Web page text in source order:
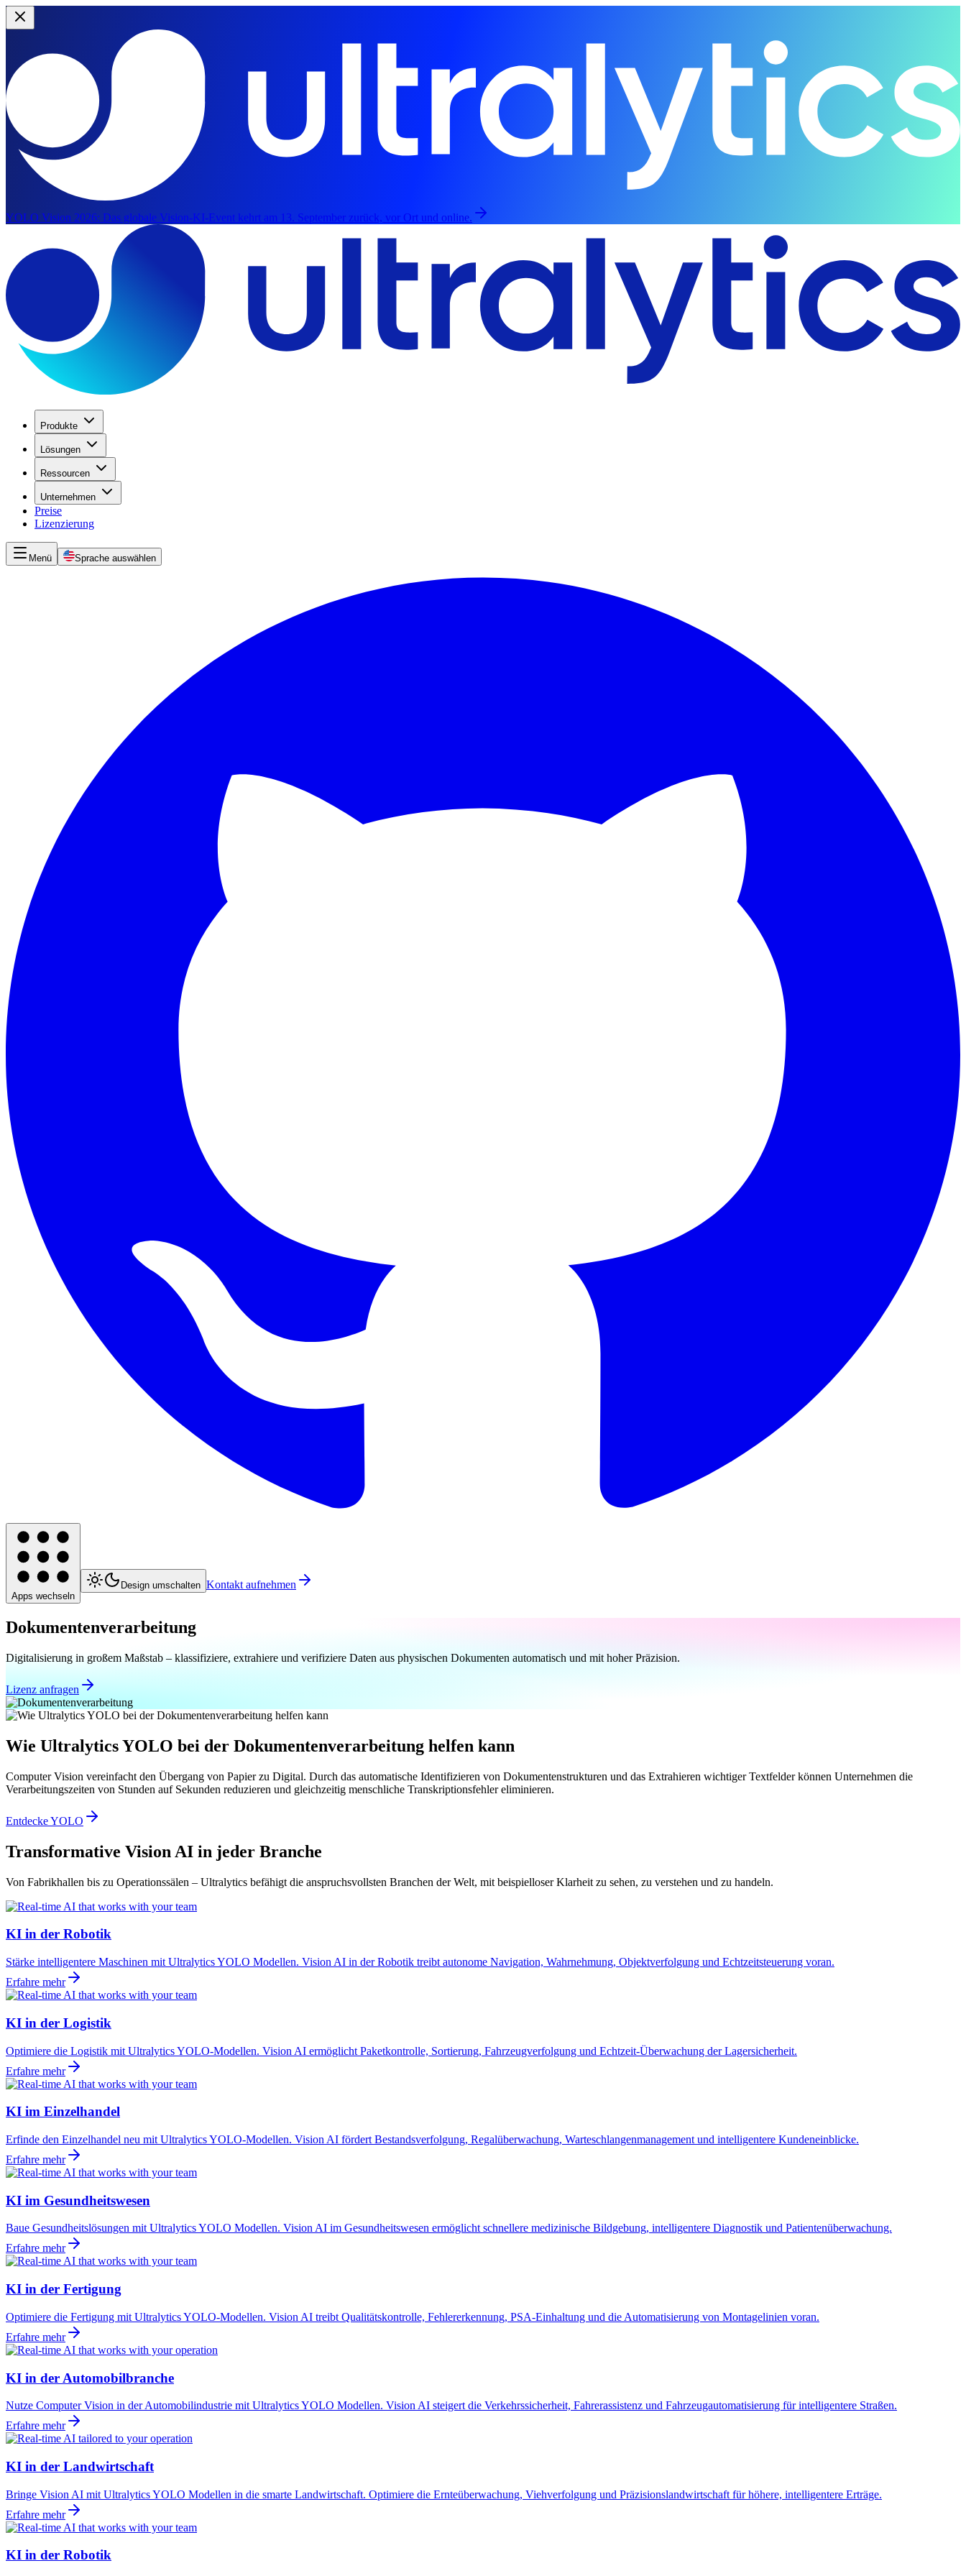
YOLO Vision 2026: Das globale Vision-KI-Event kehrt am 13. September zurück, vor Ort und online.
Produkte
Lösungen
Ressourcen
Unternehmen
Preise
Lizenzierung
Menü Sprache auswählen
Apps wechseln
Design umschalten Kontakt aufnehmen
Dokumentenverarbeitung
Digitalisierung in großem Maßstab – klassifiziere, extrahiere und verifiziere Daten aus physischen Dokumenten automatisch und mit hoher Präzision.
Lizenz anfragen
Wie Ultralytics YOLO bei der Dokumentenverarbeitung helfen kann
Computer Vision vereinfacht den Übergang von Papier zu Digital. Durch das automatische Identifizieren von Dokumentenstrukturen und das Extrahieren wichtiger Textfelder können Unternehmen die
Verarbeitungszeiten von Stunden auf Sekunden reduzieren und gleichzeitig menschliche Transkriptionsfehler eliminieren.
Entdecke YOLO
Transformative Vision AI in jeder Branche
Von Fabrikhallen bis zu Operationssälen – Ultralytics befähigt die anspruchsvollsten Branchen der Welt, mit beispielloser Klarheit zu sehen, zu verstehen und zu handeln.
KI in der Robotik
Stärke intelligentere Maschinen mit Ultralytics YOLO Modellen. Vision AI in der Robotik treibt autonome Navigation, Wahrnehmung, Objektverfolgung und Echtzeitsteuerung voran.
Erfahre mehr
KI in der Logistik
Optimiere die Logistik mit Ultralytics YOLO-Modellen. Vision AI ermöglicht Paketkontrolle, Sortierung, Fahrzeugverfolgung und Echtzeit-Überwachung der Lagersicherheit.
Erfahre mehr
KI im Einzelhandel
Erfinde den Einzelhandel neu mit Ultralytics YOLO-Modellen. Vision AI fördert Bestandsverfolgung, Regalüberwachung, Warteschlangenmanagement und intelligentere Kundeneinblicke.
Erfahre mehr
KI im Gesundheitswesen
Baue Gesundheitslösungen mit Ultralytics YOLO Modellen. Vision AI im Gesundheitswesen ermöglicht schnellere medizinische Bildgebung, intelligentere Diagnostik und Patientenüberwachung.
Erfahre mehr
KI in der Fertigung
Optimiere die Fertigung mit Ultralytics YOLO-Modellen. Vision AI treibt Qualitätskontrolle, Fehlererkennung, PSA-Einhaltung und die Automatisierung von Montagelinien voran.
Erfahre mehr
KI in der Automobilbranche
Nutze Computer Vision in der Automobilindustrie mit Ultralytics YOLO Modellen. Vision AI steigert die Verkehrssicherheit, Fahrerassistenz und Fahrzeugautomatisierung für intelligentere Straßen.
Erfahre mehr
KI in der Landwirtschaft
Bringe Vision AI mit Ultralytics YOLO Modellen in die smarte Landwirtschaft. Optimiere die Ernteüberwachung, Viehverfolgung und Präzisionslandwirtschaft für höhere, intelligentere Erträge.
Erfahre mehr
KI in der Robotik